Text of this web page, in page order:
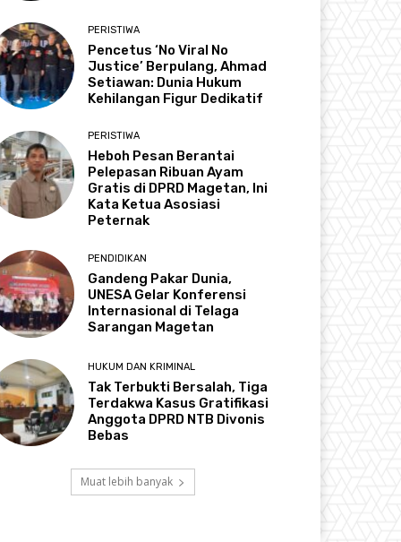
PERISTIWA
Pencetus ‘No Viral No
Justice’ Berpulang, Ahmad
Setiawan: Dunia Hukum
Kehilangan Figur Dedikatif
PERISTIWA
Heboh Pesan Berantai
Pelepasan Ribuan Ayam
Gratis di DPRD Magetan, Ini
Kata Ketua Asosiasi
Peternak
PENDIDIKAN
Gandeng Pakar Dunia,
UNESA Gelar Konferensi
Internasional di Telaga
Sarangan Magetan
HUKUM DAN KRIMINAL
Tak Terbukti Bersalah, Tiga
Terdakwa Kasus Gratifikasi
Anggota DPRD NTB Divonis
Bebas
Muat lebih banyak